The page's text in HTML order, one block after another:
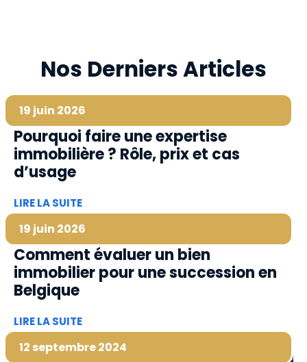
Nos Derniers Articles
19 juin 2026
Pourquoi faire une expertise
immobilière ? Rôle, prix et cas
d’usage
LIRE LA SUITE
19 juin 2026
Comment évaluer un bien
immobilier pour une succession en
Belgique
LIRE LA SUITE
12 septembre 2024